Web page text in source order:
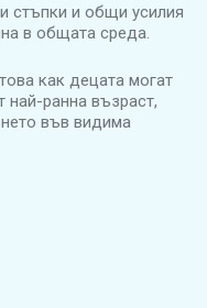
стъпки и общи усилия
в общата среда.
как децата могат
ранна възраст,
във видима